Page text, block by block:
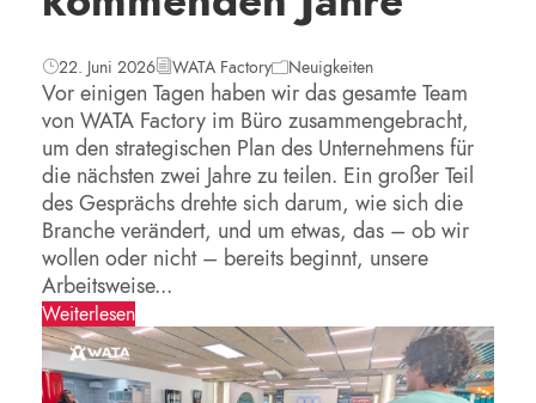
22. Juni 2026 WATA Factory Neuigkeiten
Vor einigen Tagen haben wir das gesamte Team
von WATA Factory im Büro zusammengebracht,
um den strategischen Plan des Unternehmens für
die nächsten zwei Jahre zu teilen. Ein großer Teil
des Gesprächs drehte sich darum, wie sich die
Branche verändert, und um etwas, das – ob wir
wollen oder nicht – bereits beginnt, unsere
Arbeitsweise...
Weiterlesen